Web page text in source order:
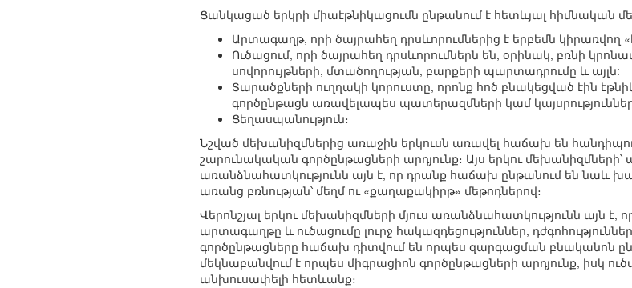
Ցանկացած երկրի միաէթնիկացումն ընթանում է հետևյալ հիմնական
Արտագաղթ, որի ծայրահեղ դրսևորումներից է երբեմն կիրառվող
Ուծացում, որի ծայրահեղ դրսևորումներն են, օրինակ, բռնի
սովորույթների, մտածողության, բարքերի պարտադրումը և այլն:
Տարածքների ուղղակի կորուստը, որոնք հոծ բնակեցված էին
գործընթացն առավելապես պատերազմների կամ
Ցեղասպանություն։
Նշված մեխանիզմներից առաջին երկուսն առավել հաճախ են
շարունակական գործընթացների արդյունք։ Այս երկու
առանձնահատկությունն այն է, որ դրանք հաճախ ընթանում են նաև
առանց բռնության՝ մեղմ ու «քաղաքակիրթ» մեթոդներով։
Վերոնշյալ երկու մեխանիզմների մյուս առանձնահատկությունն այն
արտագաղթը և ուծացումը լուրջ հակազդեցություններ,
գործընթացները հաճախ դիտվում են որպես զարգացման բնականոն
մեկնաբանվում է որպես միգրացիոն գործընթացների արդյունք, իսկ
անխուսափելի հետևանք։